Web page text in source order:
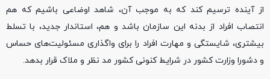
از آینده ترسیم کند که به موجب آن، شاهد اوضاعی باشیم که هم
انتصاب افراد از بدنه این سازمان باشد و هم، استاندار جدید، با تسلط
بیشتری، شایستگی و مهارت افراد را برای واگذاری مسئولیت‌های حساس
و دشورا وزارت کشور در شرایط کنونی کشور مد نظر و ملاک قرار بدهد.